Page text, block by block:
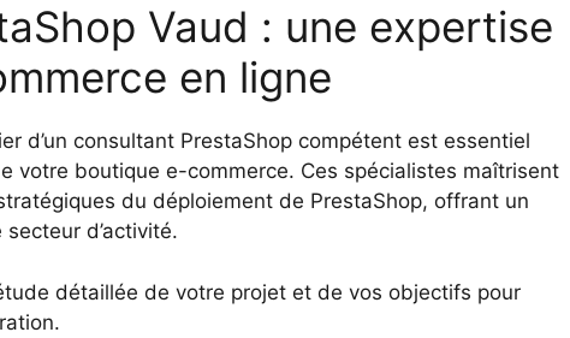
Vaud : une expertise
en ligne
d’un consultant PrestaShop compétent est essentiel
votre boutique e-commerce. Ces spécialistes maîtrisent
du déploiement de PrestaShop, offrant un
d’activité.
détaillée de votre projet et de vos objectifs pour